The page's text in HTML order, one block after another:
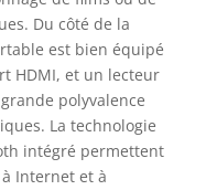
Du côté de la
est bien équipé
HDMI, et un lecteur
polyvalence
La technologie
intégré permettent
Internet et à